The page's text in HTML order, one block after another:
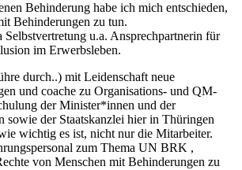
Behinderung habe ich mich entschieden,
Behinderungen zu tun.
u.a. Ansprechpartnerin für
im Erwerbsleben.
durch..) mit Leidenschaft neue
und coache zu Organisations- und QM-
der Minister*innen und der
sowie der Staatskanzlei hier in Thüringen
wichtig es ist, nicht nur die Mitarbeiter.
zum Thema UN BRK ,
von Menschen mit Behinderungen zu